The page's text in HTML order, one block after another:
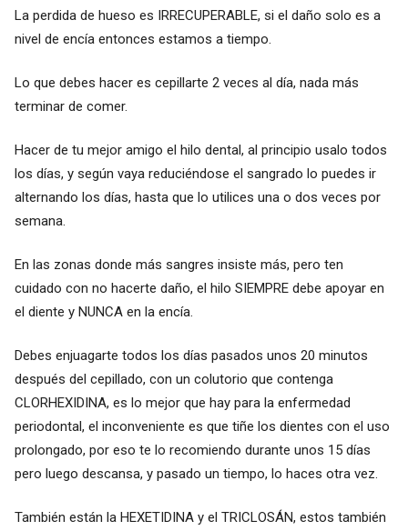
La perdida de hueso es IRRECUPERABLE, si el daño solo es a
nivel de encía entonces estamos a tiempo.
Lo que debes hacer es cepillarte 2 veces al día, nada más
terminar de comer.
Hacer de tu mejor amigo el hilo dental, al principio usalo todos
los días, y según vaya reduciéndose el sangrado lo puedes ir
alternando los días, hasta que lo utilices una o dos veces por
semana.
En las zonas donde más sangres insiste más, pero ten
cuidado con no hacerte daño, el hilo SIEMPRE debe apoyar en
el diente y NUNCA en la encía.
Debes enjuagarte todos los días pasados unos 20 minutos
después del cepillado, con un colutorio que contenga
CLORHEXIDINA, es lo mejor que hay para la enfermedad
periodontal, el inconveniente es que tiñe los dientes con el uso
prolongado, por eso te lo recomiendo durante unos 15 días
pero luego descansa, y pasado un tiempo, lo haces otra vez.
También están la HEXETIDINA y el TRICLOSÁN, estos también